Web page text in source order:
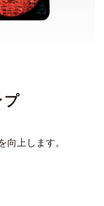
プ
向上します。